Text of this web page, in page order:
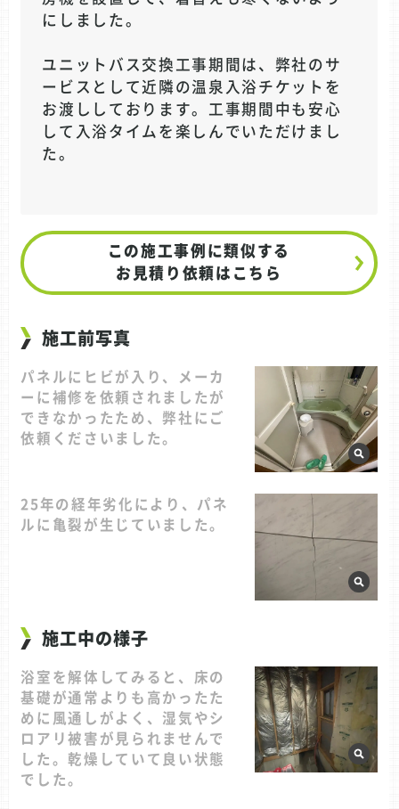
にしました。
ユニットバス交換工事期間は、弊社のサ
ービスとして近隣の温泉入浴チケットを
お渡ししております。工事期間中も安心
して入浴タイムを楽しんでいただけまし
た。
この施工事例に類似する
お見積り依頼はこちら
施工前写真
パネルにヒビが入り、メーカ
ーに補修を依頼されましたが
できなかったため、弊社にご
依頼くださいました。
25年の経年劣化により、パネ
ルに亀裂が生じていました。
施工中の様子
浴室を解体してみると、床の
基礎が通常よりも高かったた
めに風通しがよく、湿気やシ
ロアリ被害が見られませんで
した。乾燥していて良い状態
でした。